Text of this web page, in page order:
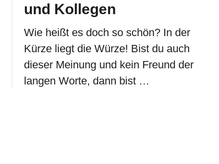
und Kollegen
Wie heißt es doch so schön? In der
Kürze liegt die Würze! Bist du auch
dieser Meinung und kein Freund der
langen Worte, dann bist …